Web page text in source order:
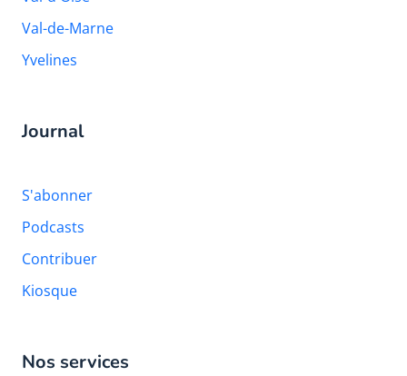
Val-de-Marne
Yvelines
Journal
S'abonner
Podcasts
Contribuer
Kiosque
Nos services